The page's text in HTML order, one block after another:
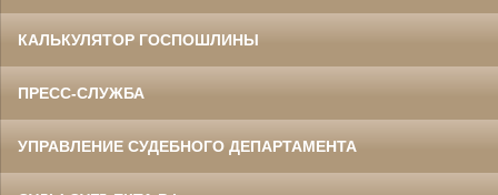
КАЛЬКУЛЯТОР ГОСПОШЛИНЫ
ПРЕСС-СЛУЖБА
УПРАВЛЕНИЕ СУДЕБНОГО ДЕПАРТАМЕНТА